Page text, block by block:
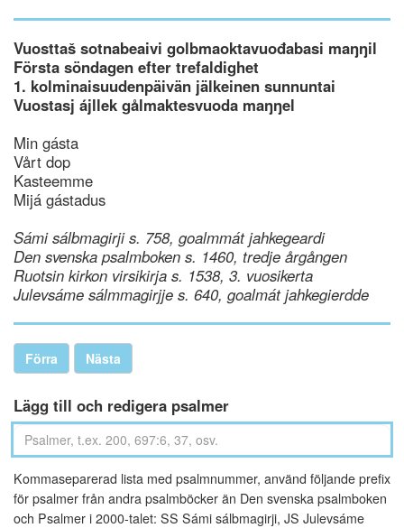
Vuosttaš sotnabeaivi golbmaoktavuođabasi maŋŋil
Första söndagen efter trefaldighet
1. kolminaisuudenpäivän jälkeinen sunnuntai
Vuostasj ájllek gålmaktesvuoda maŋŋel
Min gásta
Vårt dop
Kasteemme
Mijá gástadus
Sámi sálbmagirji s. 758, goalmmát jahkegeardi
Den svenska psalmboken s. 1460, tredje årgången
Ruotsin kirkon virsikirja s. 1538, 3. vuosikerta
Julevsáme sálmmagirjje s. 640, goalmát jahkegierdde
Förra Nästa
Lägg till och redigera psalmer
Kommaseparerad lista med psalmnummer, använd följande prefix
för psalmer från andra psalmböcker än Den svenska psalmboken
och Psalmer i 2000-talet: SS Sámi sálbmagirji, JS Julevsáme